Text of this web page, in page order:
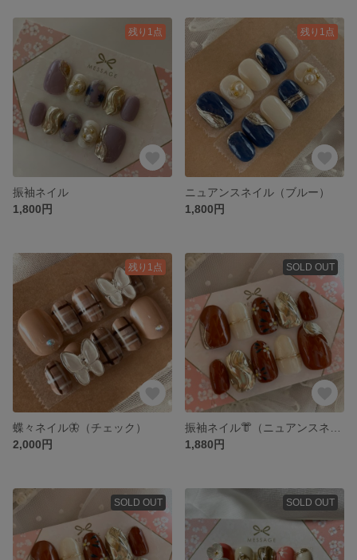
残り1点
振袖ネイル
1,800円
残り1点
ニュアンスネイル（ブルー）
1,800円
残り1点
蝶々ネイル🦋（チェック）
2,000円
SOLD OUT
1,880円
SOLD OUT SOLD OUT